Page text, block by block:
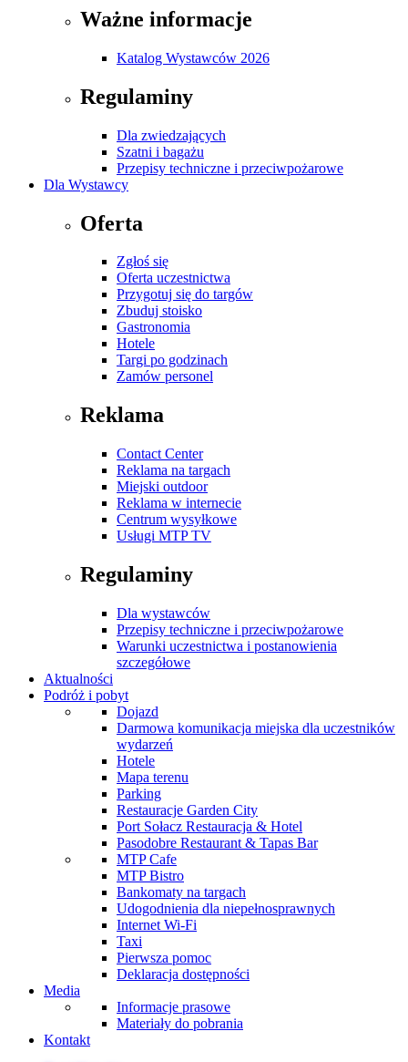
Ważne informacje
Katalog Wystawców 2026
Regulaminy
Dla zwiedzających
Szatni i bagażu
Przepisy techniczne i przeciwpożarowe
Dla Wystawcy
Oferta
Zgłoś się
Oferta uczestnictwa
Przygotuj się do targów
Zbuduj stoisko
Gastronomia
Hotele
Targi po godzinach
Zamów personel
Reklama
Contact Center
Reklama na targach
Miejski outdoor
Reklama w internecie
Centrum wysyłkowe
Usługi MTP TV
Regulaminy
Dla wystawców
Przepisy techniczne i przeciwpożarowe
Warunki uczestnictwa i postanowienia
szczegółowe
Aktualności
Podróż i pobyt
Dojazd
Darmowa komunikacja miejska dla uczestników
wydarzeń
Hotele
Mapa terenu
Parking
Restauracje Garden City
Port Sołacz Restauracja & Hotel
Pasodobre Restaurant & Tapas Bar
MTP Cafe
MTP Bistro
Bankomaty na targach
Udogodnienia dla niepełnosprawnych
Internet Wi-Fi
Taxi
Pierwsza pomoc
Deklaracja dostępności
Media
Informacje prasowe
Materiały do pobrania
Kontakt